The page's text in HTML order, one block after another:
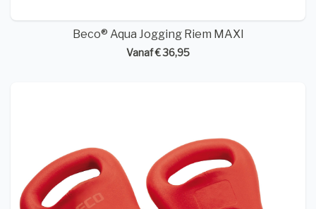
Beco® Aqua Jogging Riem MAXI
Vanaf € 36,95